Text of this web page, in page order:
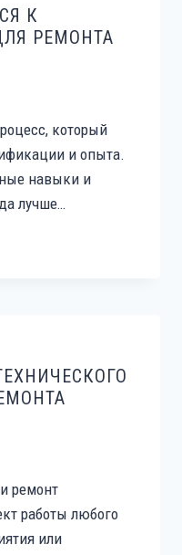
К
РЕМОНТА
который
и опыта.
навыки и
лучше…
ремонт
работы любого
или